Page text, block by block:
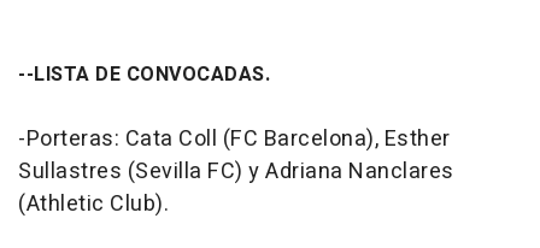
--LISTA DE CONVOCADAS.
-Porteras: Cata Coll (FC Barcelona), Esther
Sullastres (Sevilla FC) y Adriana Nanclares
(Athletic Club).